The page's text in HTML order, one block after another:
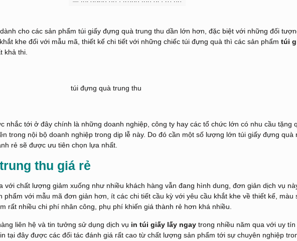
cho các sản phẩm túi giấy đựng quà trung thu dần lớn hơn, đặc biệt với những đối
khe đối với mẫu mã, thiết kế chi tiết với những chiếc túi đựng quà thì các sản phẩm túi
khả thi.
nhắc tới ở đây chính là những doanh nghiệp, công ty hay các tổ chức lớn có nhu cầu tặng
trong nội bộ doanh nghiệp trong dịp lễ này. Do đó cần một số lượng lớn túi giấy đựng quà
rẻ sẽ được ưu tiên chọn lựa nhất.
thu giá rẻ
với chất lượng giảm xuống như nhiều khách hàng vẫn đang hình dung, đơn giản dịch vụ
phẩm với mẫu mã đơn giản hơn, ít các chi tiết cầu kỳ với yêu cầu khắt khe về thiết kế,
rất nhiều chi phí nhân công, phụ phí khiến giá thành rẻ hơn khá nhiều.
liên hệ và tin tưởng sử dụng dịch vụ in túi giấy lấy ngaytrong nhiều năm qua với uy
tại đây được các đối tác đánh giá rất cao từ chất lượng sản phẩm tới sự chuyên nghiệp